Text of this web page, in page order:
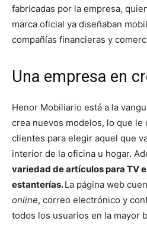
fabricadas por la empresa,
marca oficial ya diseñaban
compañías financieras y
Una empresa en
Henor Mobiliario está a la
crea nuevos modelos, lo que le
clientes para elegir aquel que
interior de la oficina u hogar.
variedad de artículos para TV
estanterías.La página web
online, correo electrónico y
todos los usuarios en la mayor